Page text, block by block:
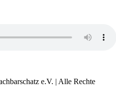
e.V. | Alle Rechte